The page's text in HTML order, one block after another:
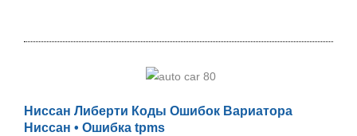
Ниссан Либерти Коды Ошибок Вариатора
Ниссан • Ошибка tpms